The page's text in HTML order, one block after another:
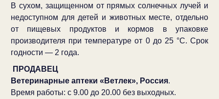
В сухом, защищенном от прямых солнечных лучей и
недоступном для детей и животных месте, отдельно
от пищевых продуктов и кормов в упаковке
производителя при температуре от 0 до 25 °С. Срок
годности — 2 года.
ПРОДАВЕЦ
Ветеринарные аптеки «Ветлек», Россия.
Время работы: с 9.00 до 20.00 без выходных.